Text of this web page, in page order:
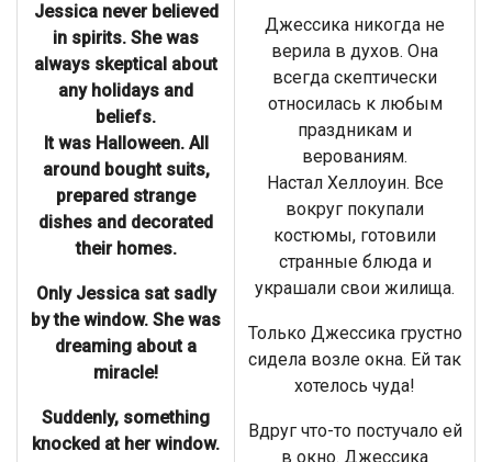
Jessica never believed
in spirits. She was
always skeptical about
any holidays and
beliefs.
It was Halloween. All
around bought suits,
prepared strange
dishes and decorated
their homes.
Only Jessica sat sadly
by the window. She was
dreaming about a
miracle!
Suddenly, something
knocked at her window.
Джессика никогда не
верила в духов. Она
всегда скептически
относилась к любым
праздникам и
верованиям.
Настал Хеллоуин. Все
вокруг покупали
костюмы, готовили
странные блюда и
украшали свои жилища.
Только Джессика грустно
сидела возле окна. Ей так
хотелось чуда!
Вдруг что-то постучало ей
в окно. Джессика